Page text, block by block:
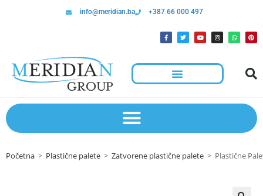
info@meridian.ba +387 66 000 497
Početna > Plastične palete > Zatvorene plastične palete > Plastične